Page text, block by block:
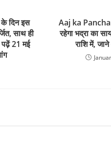
दिन इस
साथ ही
21 मई
Aaj ka
रहेगा भद्रा का
राशि में,